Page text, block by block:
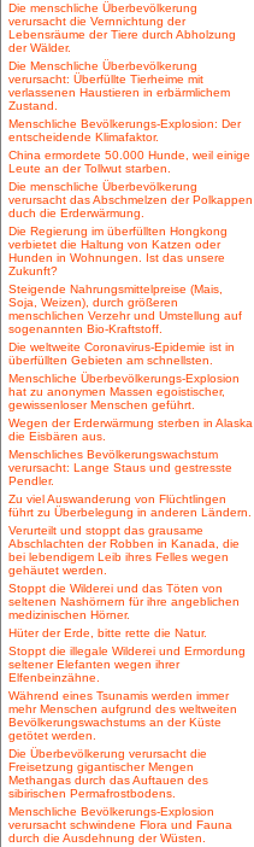
Die menschliche Überbevölkerung
verursacht die Vernnichtung der
Lebensräume der Tiere durch Abholzung
der Wälder.
Die Menschliche Überbevölkerung
verursacht: Überfüllte Tierheime mit
verlassenen Haustieren in erbärmlichem
Zustand.
Menschliche Bevölkerungs-Explosion: Der
entscheidende Klimafaktor.
China ermordete 50.000 Hunde, weil einige
Leute an der Tollwut starben.
Die menschliche Überbevölkerung
verursacht das Abschmelzen der Polkappen
duch die Erderwärmung.
Die Regierung im überfüllten Hongkong
verbietet die Haltung von Katzen oder
Hunden in Wohnungen. Ist das unsere
Zukunft?
Steigende Nahrungsmittelpreise (Mais,
Soja, Weizen), durch größeren
menschlichen Verzehr und Umstellung auf
sogenannten Bio-Kraftstoff.
Die weltweite Coronavirus-Epidemie ist in
überfüllten Gebieten am schnellsten.
Menschliche Überbevölkerungs-Explosion
hat zu anonymen Massen egoistischer,
gewissenloser Menschen geführt.
Wegen der Erderwärmung sterben in Alaska
die Eisbären aus.
Menschliches Bevölkerungswachstum
verursacht: Lange Staus und gestresste
Pendler.
Zu viel Auswanderung von Flüchtlingen
führt zu Überbelegung in anderen Ländern.
Verurteilt und stoppt das grausame
Abschlachten der Robben in Kanada, die
bei lebendigem Leib ihres Felles wegen
gehäutet werden.
Stoppt die Wilderei und das Töten von
seltenen Nashörnern für ihre angeblichen
medizinischen Hörner.
Hüter der Erde, bitte rette die Natur.
Stoppt die illegale Wilderei und Ermordung
seltener Elefanten wegen ihrer
Elfenbeinzähne.
Während eines Tsunamis werden immer
mehr Menschen aufgrund des weltweiten
Bevölkerungswachstums an der Küste
getötet werden.
Die Überbevölkerung verursacht die
Freisetzung gigantischer Mengen
Methangas durch das Auftauen des
sibirischen Permafrostbodens.
Menschliche Bevölkerungs-Explosion
verursacht schwindene Flora und Fauna
durch die Ausdehnung der Wüsten.